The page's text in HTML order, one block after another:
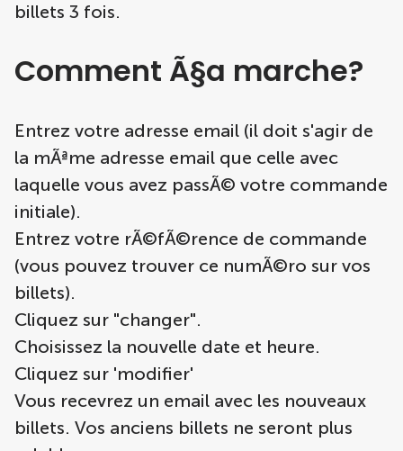
billets 3 fois.
Comment Ã§a marche?
Entrez votre adresse email (il doit s'agir de
la mÃªme adresse email que celle avec
laquelle vous avez passÃ© votre commande
initiale).
Entrez votre rÃ©fÃ©rence de commande
(vous pouvez trouver ce numÃ©ro sur vos
billets).
Cliquez sur "changer".
Choisissez la nouvelle date et heure.
Cliquez sur 'modifier'
Vous recevrez un email avec les nouveaux
billets. Vos anciens billets ne seront plus